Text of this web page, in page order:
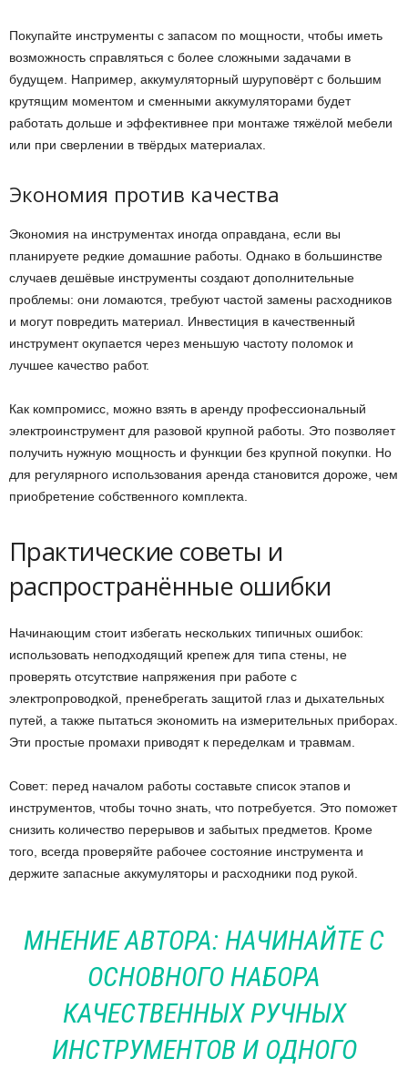
Покупайте инструменты с запасом по мощности, чтобы иметь
возможность справляться с более сложными задачами в
будущем. Например, аккумуляторный шуруповёрт с большим
крутящим моментом и сменными аккумуляторами будет
работать дольше и эффективнее при монтаже тяжёлой мебели
или при сверлении в твёрдых материалах.
Экономия против качества
Экономия на инструментах иногда оправдана, если вы
планируете редкие домашние работы. Однако в большинстве
случаев дешёвые инструменты создают дополнительные
проблемы: они ломаются, требуют частой замены расходников
и могут повредить материал. Инвестиция в качественный
инструмент окупается через меньшую частоту поломок и
лучшее качество работ.
Как компромисс, можно взять в аренду профессиональный
электроинструмент для разовой крупной работы. Это позволяет
получить нужную мощность и функции без крупной покупки. Но
для регулярного использования аренда становится дороже, чем
приобретение собственного комплекта.
Практические советы и
распространённые ошибки
Начинающим стоит избегать нескольких типичных ошибок:
использовать неподходящий крепеж для типа стены, не
проверять отсутствие напряжения при работе с
электропроводкой, пренебрегать защитой глаз и дыхательных
путей, а также пытаться экономить на измерительных приборах.
Эти простые промахи приводят к переделкам и травмам.
Совет: перед началом работы составьте список этапов и
инструментов, чтобы точно знать, что потребуется. Это поможет
снизить количество перерывов и забытых предметов. Кроме
того, всегда проверяйте рабочее состояние инструмента и
держите запасные аккумуляторы и расходники под рукой.
МНЕНИЕ АВТОРА: НАЧИНАЙТЕ С
ОСНОВНОГО НАБОРА
КАЧЕСТВЕННЫХ РУЧНЫХ
ИНСТРУМЕНТОВ И ОДНОГО